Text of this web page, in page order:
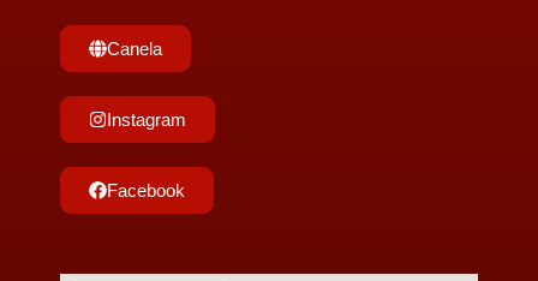
Canela
Instagram
Facebook